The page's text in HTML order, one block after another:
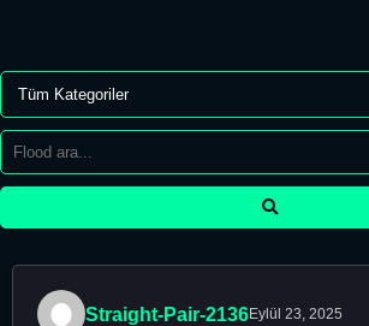
Straight-Pair-2136Eylül 23, 2025